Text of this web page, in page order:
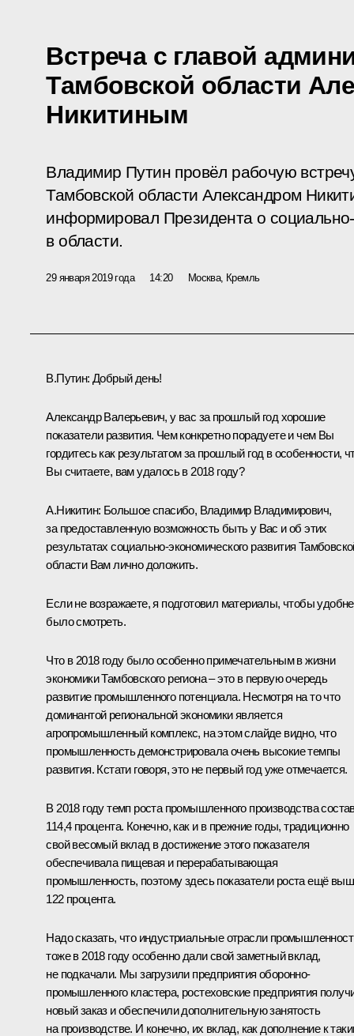
Встреча с главой
Тамбовской области
Никитиным
Владимир Путин провёл рабочую
Тамбовской области Александром
информировал Президента о
в области.
29 января 2019 года 14:20 Москва, Кремль
В.Путин: Добрый день!
Александр Валерьевич, у вас за прошлый год хорошие
показатели развития. Чем конкретно порадуете и чем Вы
гордитесь как результатом за прошлый год в особенности,
Вы считаете, вам удалось в 2018 году?
А.Никитин: Большое спасибо, Владимир Владимирович,
за предоставленную возможность быть у Вас и об этих
результатах социально-экономического развития
области Вам лично доложить.
Если не возражаете, я подготовил материалы, чтобы
было смотреть.
Что в 2018 году было особенно примечательным в жизни
экономики Тамбовского региона – это в первую очередь
развитие промышленного потенциала. Несмотря на то что
доминантой региональной экономики является
агропромышленный комплекс, на этом слайде видно, что
промышленность демонстрировала очень высокие темпы
развития. Кстати говоря, это не первый год уже отмечается.
В 2018 году темп роста промышленного производства
114,4 процента. Конечно, как и в прежние годы, традиционно
свой весомый вклад в достижение этого показателя
обеспечивала пищевая и перерабатывающая
промышленность, поэтому здесь показатели роста ещё
122 процента.
Надо сказать, что индустриальные отрасли
тоже в 2018 году особенно дали свой заметный вклад,
не подкачали. Мы загрузили предприятия оборонно-
промышленного кластера, ростеховские предприятия
новый заказ и обеспечили дополнительную занятость
на производстве. И конечно, их вклад, как дополнение к